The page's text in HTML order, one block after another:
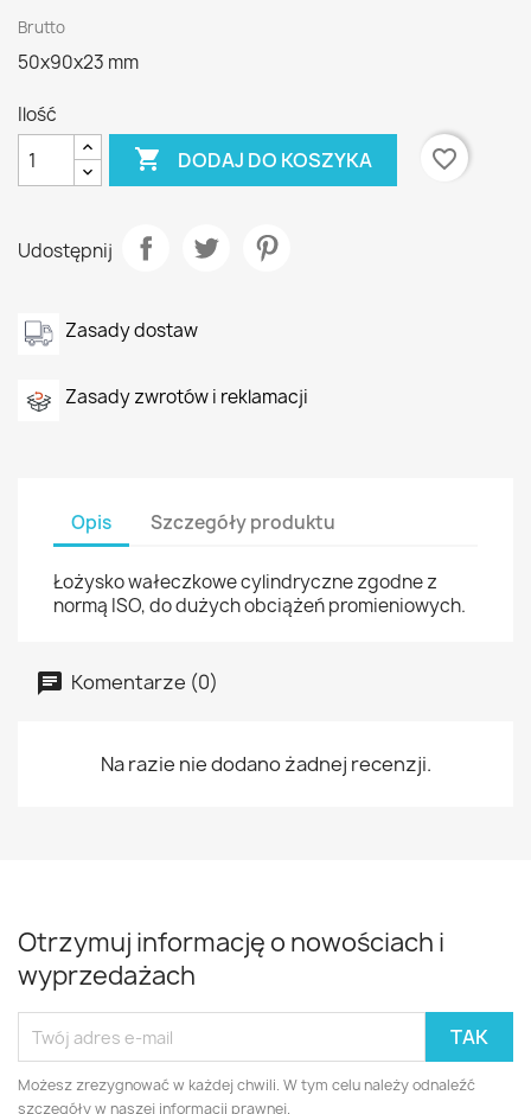
Brutto
50x90x23 mm
Ilość
 DODAJ DO KOSZYKA favorite_border
Udostępnij
Zasady dostaw
Zasady zwrotów i reklamacji
Opis Szczegóły produktu
Łożysko wałeczkowe cylindryczne zgodne z
normą ISO, do dużych obciążeń promieniowych.
Komentarze (0)
Na razie nie dodano żadnej recenzji.
Otrzymuj informację o nowościach i
wyprzedażach
Możesz zrezygnować w każdej chwili. W tym celu należy odnaleźć
szczegóły w naszej informacji prawnej.